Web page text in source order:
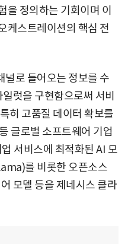
을 정의하는 기회이며 이
케스트레이션의 핵심 전
널로 들어오는 정보를 수
럿을 구현함으로써 서비
히 고품질 데이터 확보를
글로벌 소프트웨어 기업
서비스에 최적화된 AI 모
를 비롯한 오픈소스
모델 등을 제네시스 클라